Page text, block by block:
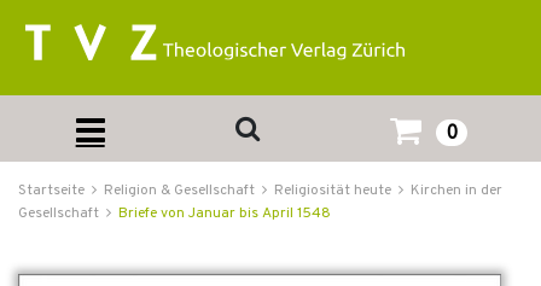
0
Startseite Religion & Gesellschaft Religiosität heute
Kirchen in der
Gesellschaft
Briefe von Januar bis April 1548